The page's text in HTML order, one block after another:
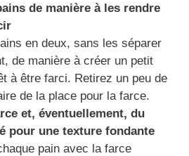
de manière à les rendre
en deux, sans les séparer
de manière à créer un petit
à être farci. Retirez un peu de
de la place pour la farce.
et, éventuellement, du
pour une texture fondante
pain avec la farce